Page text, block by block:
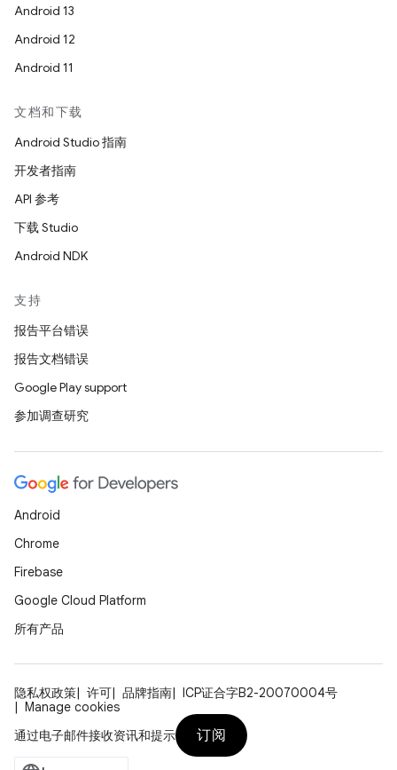
Android 13
Android 12
Android 11
文档和下载
Android Studio 指南
开发者指南
API 参考
下载 Studio
Android NDK
支持
报告平台错误
报告文档错误
Google Play support
参加调查研究
Android
Chrome
Firebase
Google Cloud Platform
所有产品
隐私权政策 许可 品牌指南
ICP证合字B2-20070004号
Manage cookies
通过电子邮件接收资讯和提示
订阅